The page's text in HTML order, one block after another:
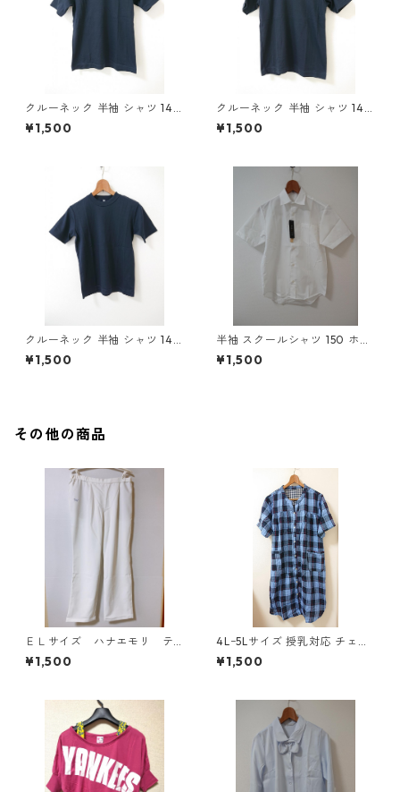
クルーネック 半袖 シャツ 140
ネイビー ◆KIY-894◆
¥1,500
クルーネック 半袖 シャツ 140
ネイビー ◆KIY-893◆
¥1,500
クルーネック 半袖 シャツ 140
ネイビー ◆KIY-889◆
¥1,500
半袖 スクールシャツ 150 ホワ
イト ◆KIY-888◆
¥1,500
その他の商品
ＥＬサイズ ハナエモリ テ
ーパードパンツ ナース ホ
ワイト KAE-4159
¥1,500
4Lｰ5Lサイズ 授乳対応 チェッ
ク柄 半袖ルームウェア マタニ
ティ ブルー系/グレー ◆KIY-1
¥1,500